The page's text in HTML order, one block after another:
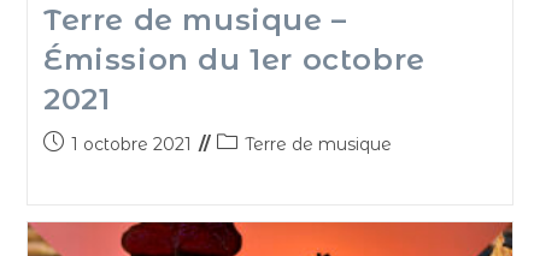
Terre de musique –
Émission du 1er octobre
2021
1 octobre 2021 Terre de musique